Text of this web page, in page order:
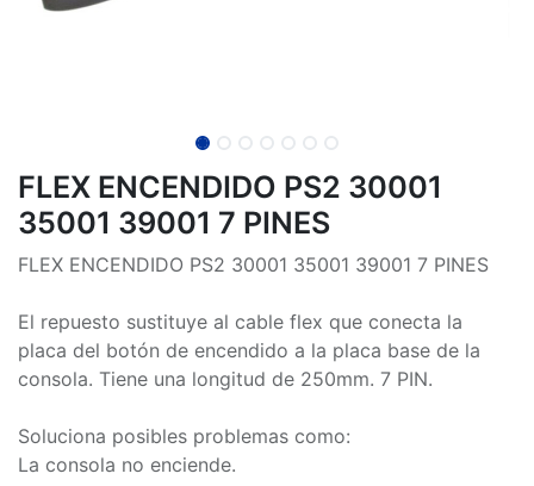
FLEX ENCENDIDO PS2 30001
35001 39001 7 PINES
FLEX ENCENDIDO PS2 30001 35001 39001 7 PINES
El repuesto sustituye al cable flex que conecta la
placa del botón de encendido a la placa base de la
consola. Tiene una longitud de 250mm. 7 PIN.
Soluciona posibles problemas como:
La consola no enciende.